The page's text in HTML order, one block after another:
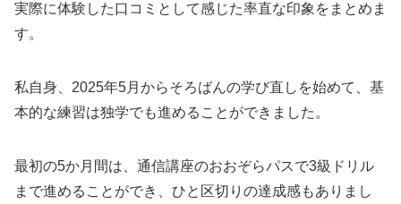
実際に体験した口コミとして感じた率直な印象をまとめま
す。
私自身、2025年5月からそろばんの学び直しを始めて、基
本的な練習は独学でも進めることができました。
最初の5か月間は、通信講座のおおぞらパスで3級ドリル
まで進めることができ、ひと区切りの達成感もありまし